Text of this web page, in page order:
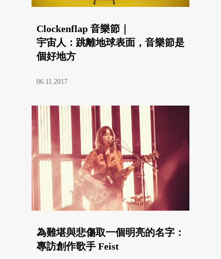
Clockenflap 音樂節｜
宇宙人：跳離地球表面，音樂節是
個好地方
06.11.2017
為難堪與悲傷取一個明亮的名字：
專訪創作歌手 Feist